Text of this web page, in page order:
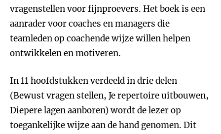
vragenstellen voor fijnproevers. Het boek is een
aanrader voor coaches en managers die
teamleden op coachende wijze willen helpen
ontwikkelen en motiveren.
In 11 hoofdstukken verdeeld in drie delen
(Bewust vragen stellen, Je repertoire uitbouwen,
Diepere lagen aanboren) wordt de lezer op
toegankelijke wijze aan de hand genomen. Dit